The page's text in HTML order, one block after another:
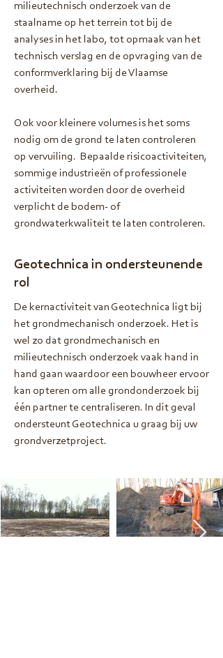
milieutechnisch onderzoek van de
staalname op het terrein tot bij de
analyses in het labo, tot opmaak van het
technisch verslag en de opvraging van de
conformverklaring bij de Vlaamse
overheid.
Ook voor kleinere volumes is het soms
nodig om de grond te laten controleren
op vervuiling. Bepaalde risicoactiviteiten,
sommige industrieën of professionele
activiteiten worden door de overheid
verplicht de bodem- of
grondwaterkwaliteit te laten controleren.
Geotechnica in ondersteunende
rol
De kernactiviteit van Geotechnica ligt bij
het grondmechanisch onderzoek. Het is
wel zo dat grondmechanisch en
milieutechnisch onderzoek vaak hand in
hand gaan waardoor een bouwheer ervoor
kan opteren om alle grondonderzoek bij
één partner te centraliseren. In dit geval
ondersteunt Geotechnica u graag bij uw
grondverzetproject.